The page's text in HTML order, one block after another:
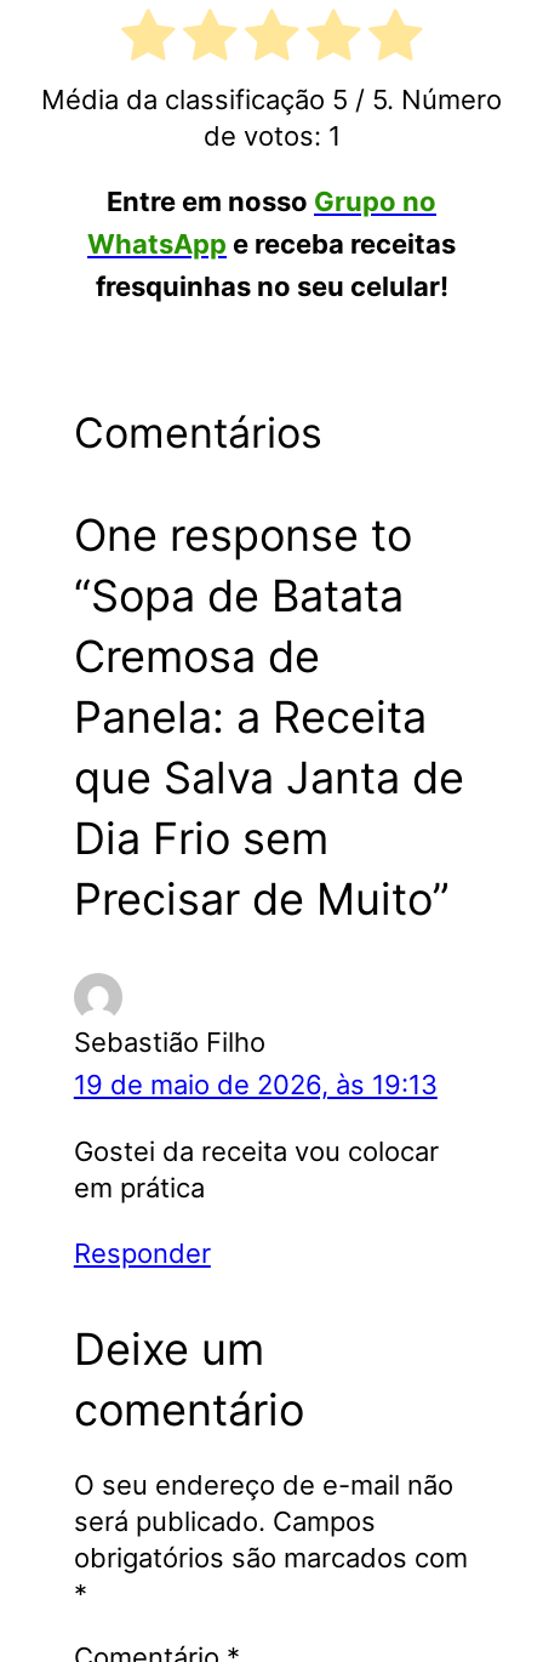
Média da classificação 5 / 5. Número
de votos: 1
Entre em nosso Grupo no
WhatsApp e receba receitas
fresquinhas no seu celular!
Comentários
One response to
“Sopa de Batata
Cremosa de
Panela: a Receita
que Salva Janta de
Dia Frio sem
Precisar de Muito”
Sebastião Filho
19 de maio de 2026, às 19:13
Gostei da receita vou colocar
em prática
Responder
Deixe um
comentário
O seu endereço de e-mail não
será publicado. Campos
obrigatórios são marcados com
*